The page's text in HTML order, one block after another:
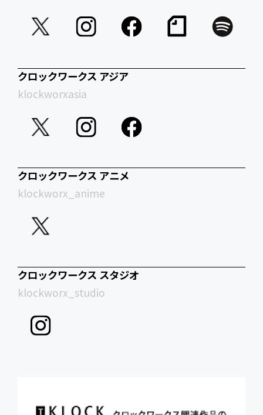
クロックワークス アジア
klockworxasia
クロックワークス アニメ
klockworx_anime
クロックワークス スタジオ
klockworx_studio